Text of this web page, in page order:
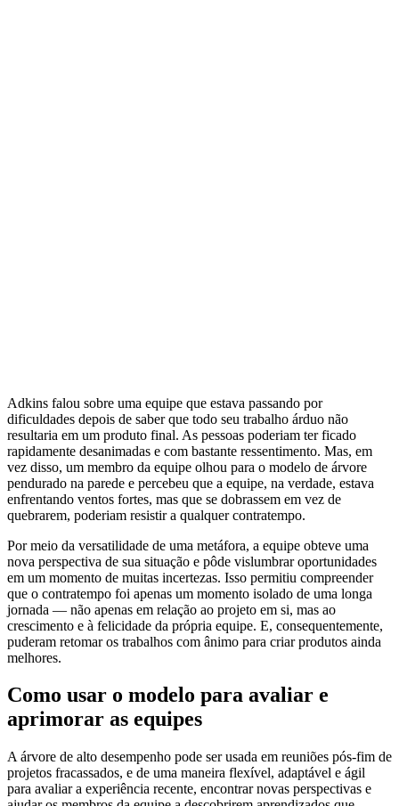
Adkins falou sobre uma equipe que estava passando por
dificuldades depois de saber que todo seu trabalho árduo não
resultaria em um produto final. As pessoas poderiam ter ficado
rapidamente desanimadas e com bastante ressentimento. Mas, em
vez disso, um membro da equipe olhou para o modelo de árvore
pendurado na parede e percebeu que a equipe, na verdade, estava
enfrentando ventos fortes, mas que se dobrassem em vez de
quebrarem, poderiam resistir a qualquer contratempo.
Por meio da versatilidade de uma metáfora, a equipe obteve uma
nova perspectiva de sua situação e pôde vislumbrar oportunidades
em um momento de muitas incertezas. Isso permitiu compreender
que o contratempo foi apenas um momento isolado de uma longa
jornada — não apenas em relação ao projeto em si, mas ao
crescimento e à felicidade da própria equipe. E, consequentemente,
puderam retomar os trabalhos com ânimo para criar produtos ainda
melhores.
Como usar o modelo para avaliar e
aprimorar as equipes
A árvore de alto desempenho pode ser usada em reuniões pós-fim de
projetos fracassados, e de uma maneira flexível, adaptável e ágil
para avaliar a experiência recente, encontrar novas perspectivas e